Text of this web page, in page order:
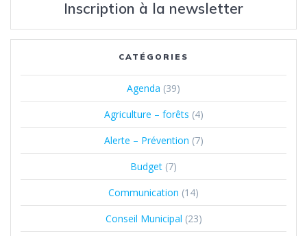
Inscription à la newsletter
CATÉGORIES
Agenda (39)
Agriculture – forêts (4)
Alerte – Prévention (7)
Budget (7)
Communication (14)
Conseil Municipal (23)